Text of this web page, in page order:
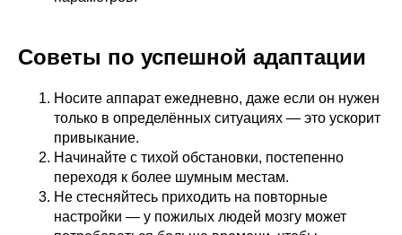
Советы по успешной адаптации
Носите аппарат ежедневно, даже если он нужен
только в определённых ситуациях — это ускорит
привыкание.
Начинайте с тихой обстановки, постепенно
переходя к более шумным местам.
Не стесняйтесь приходить на повторные
настройки — у пожилых людей мозгу может